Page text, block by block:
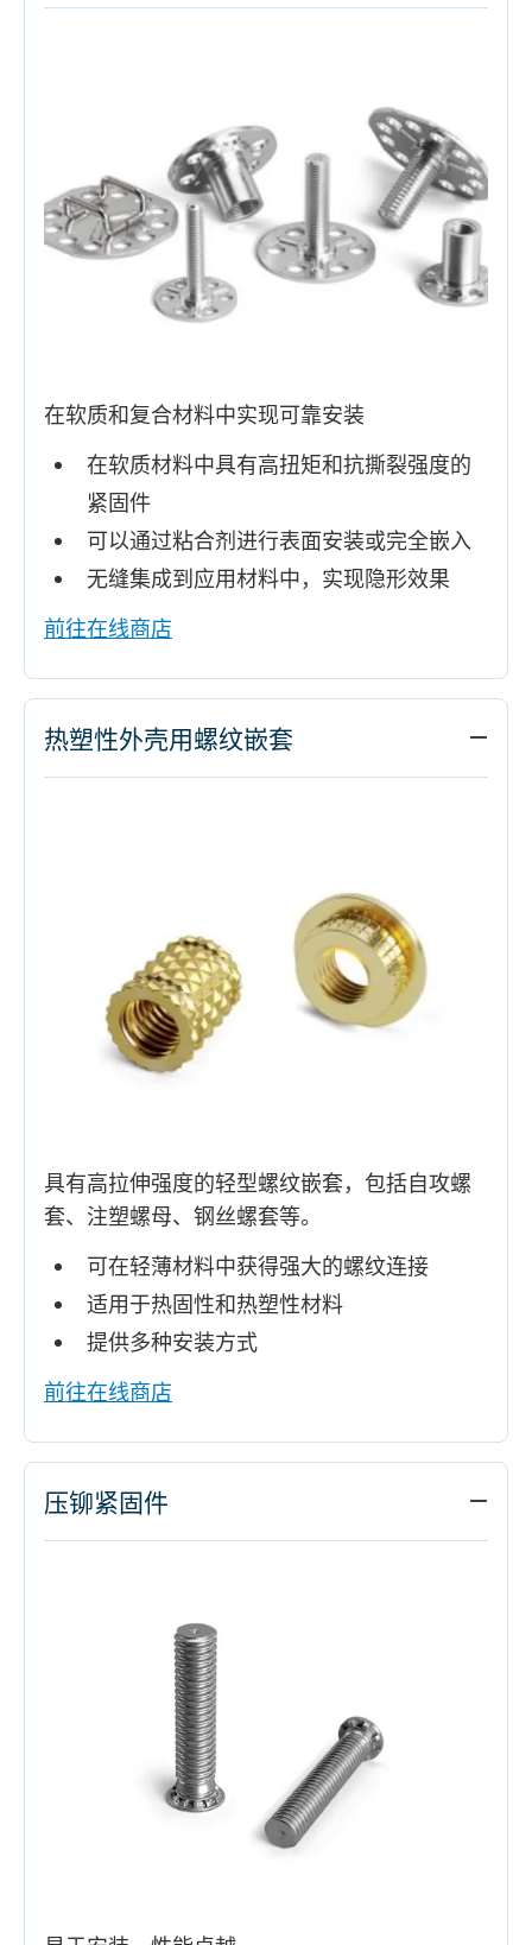
在软质和复合材料中实现可靠安装
在软质材料中具有高扭矩和抗撕裂强度的
紧固件
可以通过粘合剂进行表面安装或完全嵌入
无缝集成到应用材料中，实现隐形效果
前往在线商店
热塑性外壳用螺纹嵌套
具有高拉伸强度的轻型螺纹嵌套，包括自攻螺
套、注塑螺母、钢丝螺套等。
可在轻薄材料中获得强大的螺纹连接
适用于热固性和热塑性材料
提供多种安装方式
前往在线商店
压铆紧固件